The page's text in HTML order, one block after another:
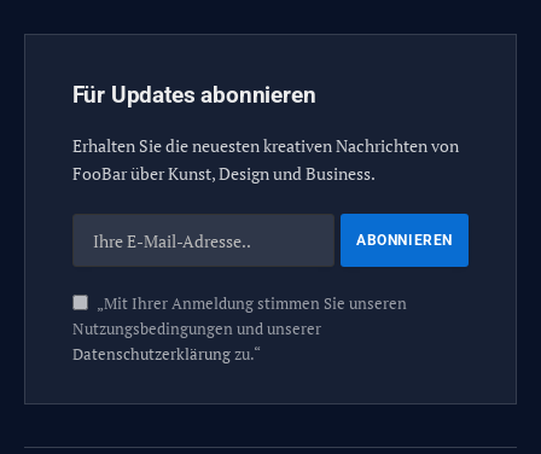
Für Updates abonnieren
Erhalten Sie die neuesten kreativen Nachrichten von
FooBar über Kunst, Design und Business.
„Mit Ihrer Anmeldung stimmen Sie unseren
Nutzungsbedingungen und unserer
Datenschutzerklärungzu.“